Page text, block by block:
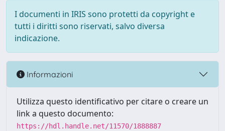
I documenti in IRIS sono protetti da copyright e
tutti i diritti sono riservati, salvo diversa
indicazione.
Informazioni
Utilizza questo identificativo per citare o creare un
link a questo documento:
https://hdl.handle.net/11570/1888887